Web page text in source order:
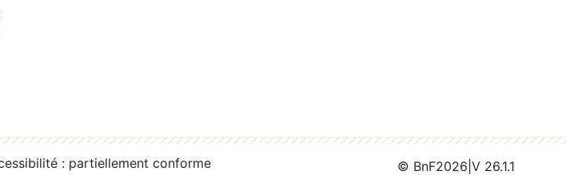
: partiellement conforme © BnF2026 V 26.1.1